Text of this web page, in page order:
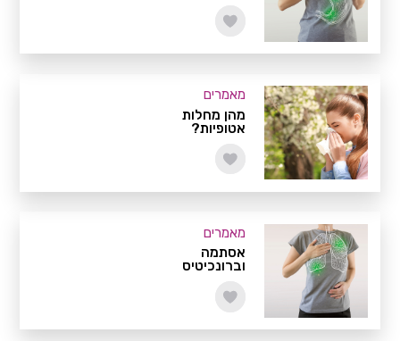
מאמרים
מהן מחלות
אטופיות?
מאמרים
אסתמה
וברונכיטיס